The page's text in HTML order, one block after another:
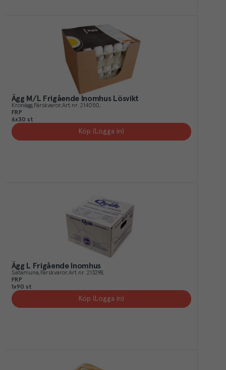
Ägg M/L Frigående Inomhus Lösvikt
Kronägg Färskvaror Art.nr. 214050
FRP
6x30 st
Köp (Logga in)
Ägg L Frigående Inomhus
Satamuna Färskvaror Art.nr. 213298
FRP
1x90 st
Köp (Logga in)